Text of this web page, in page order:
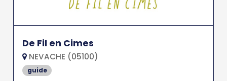
De Fil en Cimes
NEVACHE (05100)
guide